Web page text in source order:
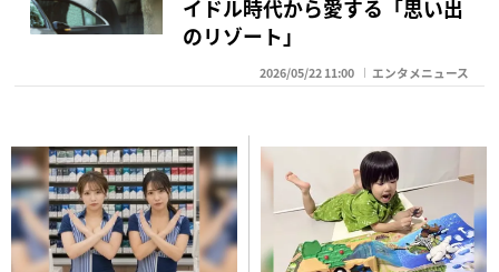
イドル時代から愛する「思い出
のリゾート」
2026/05/22 11:00 エンタメニュース